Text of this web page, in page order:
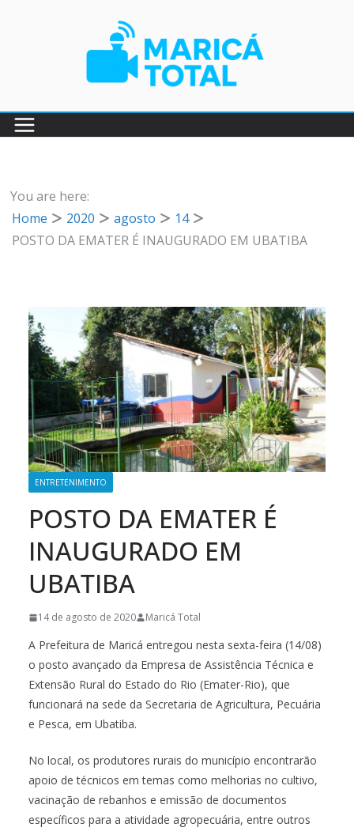
You are here:
Home
2020 agosto
14
POSTO DA EMATER É INAUGURADO EM UBATIBA
ENTRETENIMENTO
POSTO DA EMATER É
INAUGURADO EM
UBATIBA
14 de agosto de 2020 Maricá Total
A Prefeitura de Maricá entregou nesta sexta-feira (14/08)
o posto avançado da Empresa de Assistência Técnica e
Extensão Rural do Estado do Rio (Emater-Rio), que
funcionará na sede da Secretaria de Agricultura, Pecuária
e Pesca, em Ubatiba.
No local, os produtores rurais do município encontrarão
apoio de técnicos em temas como melhorias no cultivo,
vacinação de rebanhos e emissão de documentos
específicos para a atividade agropecuária, entre outros